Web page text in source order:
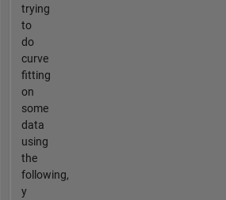
trying
to
do
curve
fitting
on
some
data
using
the
following,
y